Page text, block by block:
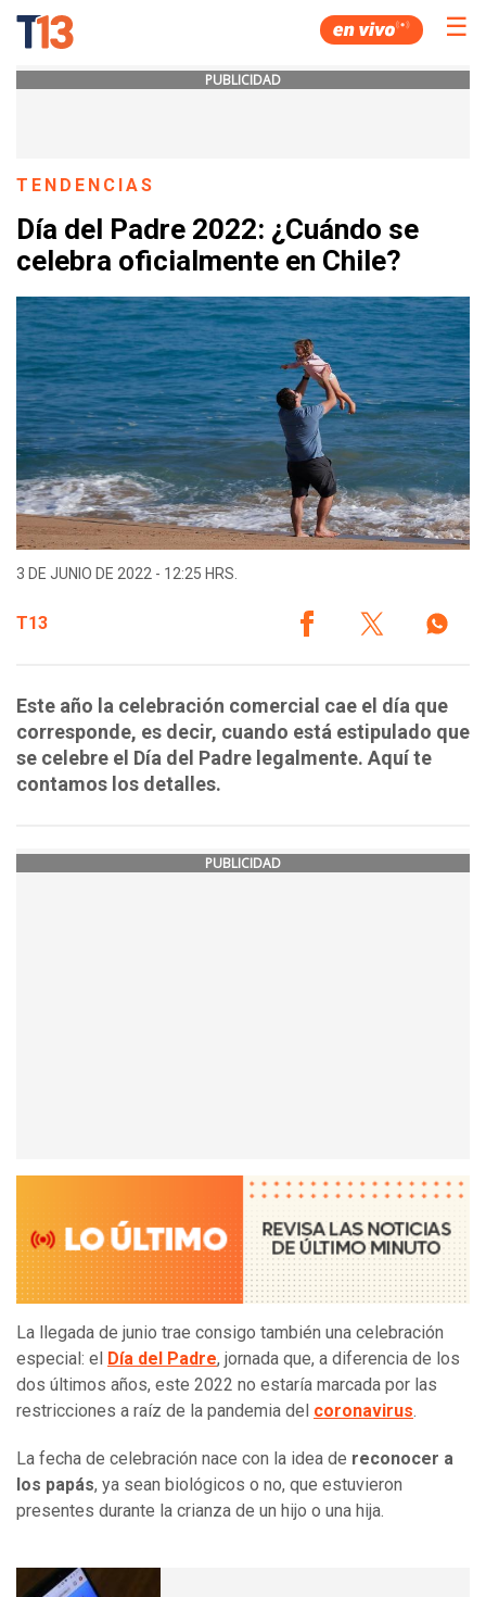
☰
PUBLICIDAD
TENDENCIAS
Día del Padre 2022: ¿Cuándo se
celebra oficialmente en Chile?
3 DE JUNIO DE 2022 - 12:25 HRS.
T13
Este año la celebración comercial cae el día que
corresponde, es decir, cuando está estipulado que
se celebre el Día del Padre legalmente. Aquí te
contamos los detalles.
PUBLICIDAD
La llegada de junio trae consigo también una celebración
especial: el
Día del Padre, jornada que, a diferencia de los
dos últimos años, este 2022 no estaría marcada por las
restricciones a raíz de la pandemia del coronavirus.
La fecha de celebración nace con la idea de reconocer a
los papás, ya sean biológicos o no, que estuvieron
presentes durante la crianza de un hijo o una hija.